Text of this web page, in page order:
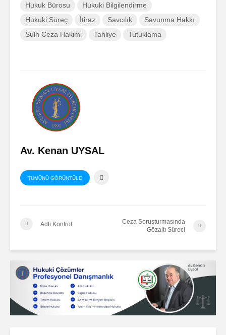
Hukuk Bürosu
Hukuki Bilgilendirme
Hukuki Süreç
İtiraz Savcılık
Savunma Hakkı
Sulh Ceza Hakimi
Tahliye Tutuklama
Av. Kenan UYSAL
TÜMÜNÜ GÖRÜNTÜLE
Adli Kontrol
Ceza Soruşturmasında
Gözaltı Süreci